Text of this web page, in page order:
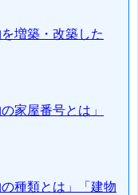
増築・改築した
家屋番号とは」
種類とは」「建物